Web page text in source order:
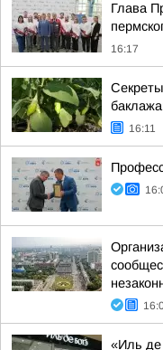
Глава
16:17
16:11
«Иль де